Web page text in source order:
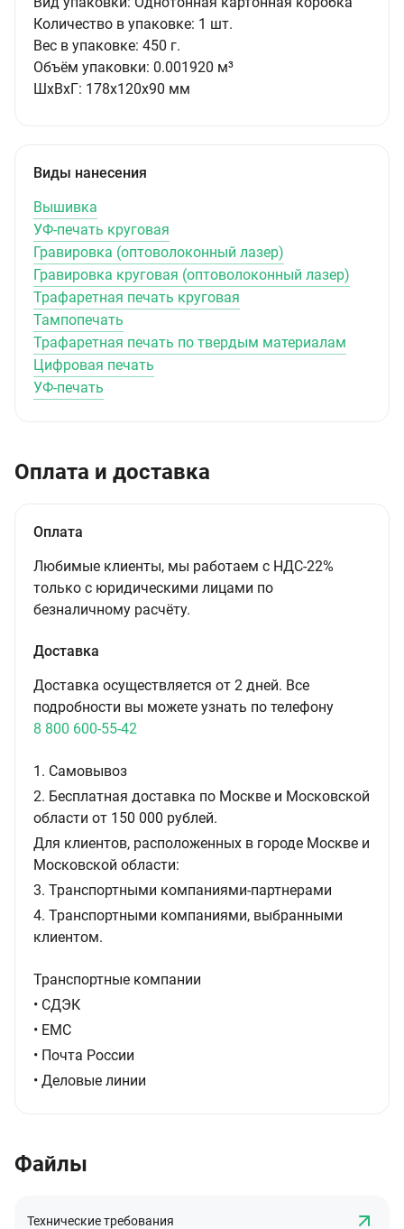
Количество в упаковке: 1 шт.
Вес в упаковке: 450 г.
Объём упаковки: 0.001920 м³
ШxВxГ: 178x120x90 мм
Виды нанесения
Вышивка
УФ-печать круговая
Гравировка (оптоволоконный лазер)
Гравировка круговая (оптоволоконный лазер)
Трафаретная печать круговая
Тампопечать
Трафаретная печать по твердым материалам
Цифровая печать
УФ-печать
Оплата и доставка
Оплата
Любимые клиенты, мы работаем с НДС-22%
только с юридическими лицами по
безналичному расчёту.
Доставка
Доставка осуществляется от 2 дней. Все
подробности вы можете узнать по телефону
8 800 600-55-42
1. Самовывоз
2. Бесплатная доставка по Москве и Московской
области от 150 000 рублей.
Для клиентов, расположенных в городе Москве и
Московской области:
3. Транспортными компаниями-партнерами
4. Транспортными компаниями, выбранными
клиентом.
Транспортные компании
• СДЭК
• ЕМС
• Почта России
• Деловые линии
Файлы
Технические требования